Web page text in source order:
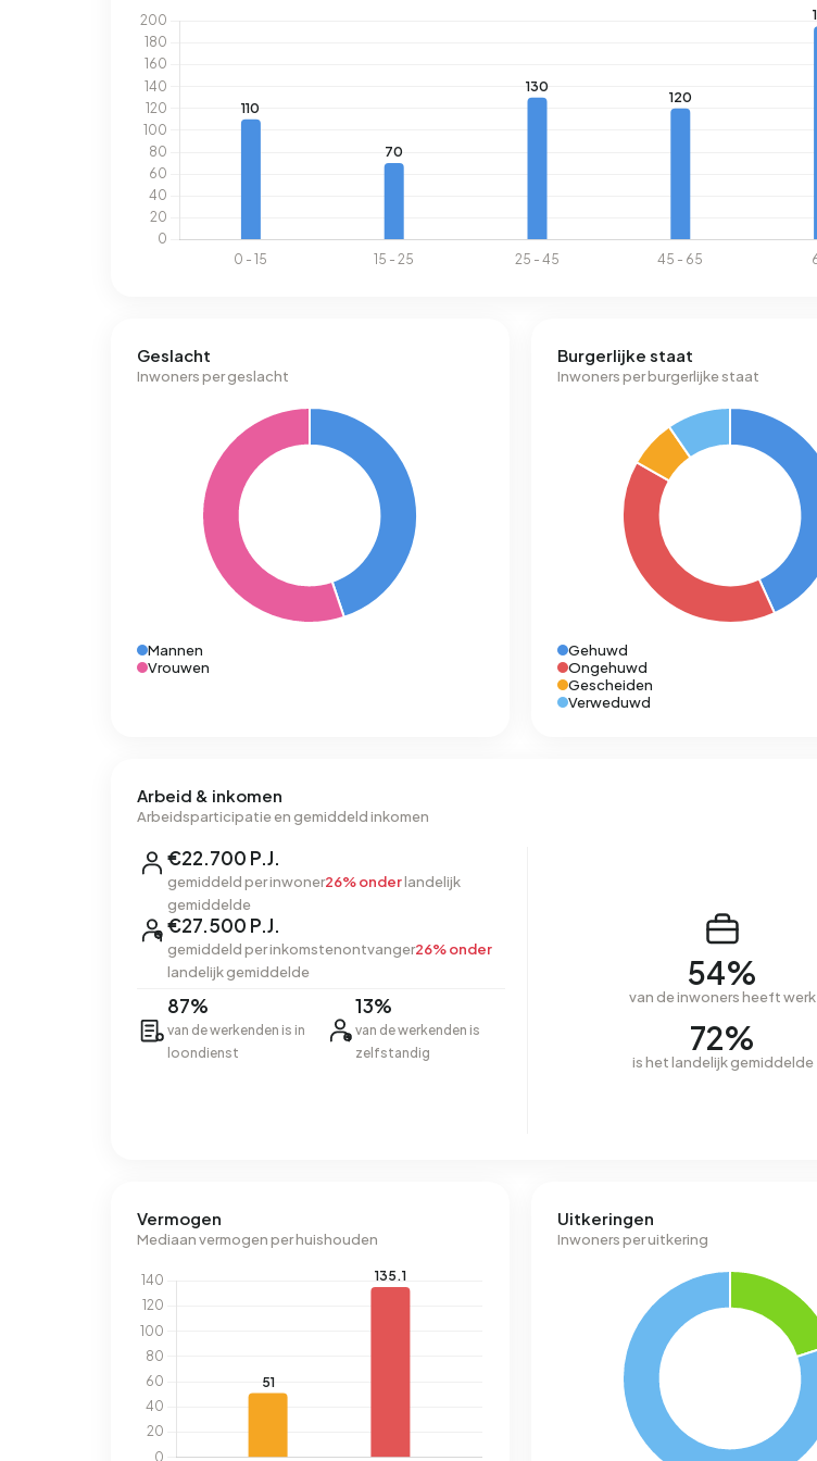
Geslacht
Inwoners per geslacht
Mannen
Vrouwen
Burgerlijke staat
Inwoners per burgerlijke staat
Gehuwd
Ongehuwd
Gescheiden
Verweduwd
Arbeid & inkomen
Arbeidsparticipatie en gemiddeld inkomen
€22.700 P.J.
gemiddeld per inwoner26% onderlandelijk
gemiddelde
€27.500 P.J.
gemiddeld per inkomstenontvanger26% onder
landelijk gemiddelde
87%
van de werkenden is in
loondienst
13%
van de werkenden is
zelfstandig
54%
van de inwoners heeft werk
72%
is het landelijk gemiddelde
Vermogen
Mediaan vermogen per huishouden
Uitkeringen
Inwoners per uitkering